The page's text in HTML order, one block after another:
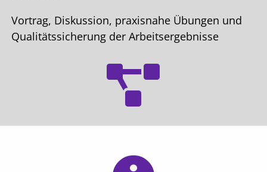
Vortrag, Diskussion, praxisnahe Übungen und
Qualitätssicherung der Arbeitsergebnisse